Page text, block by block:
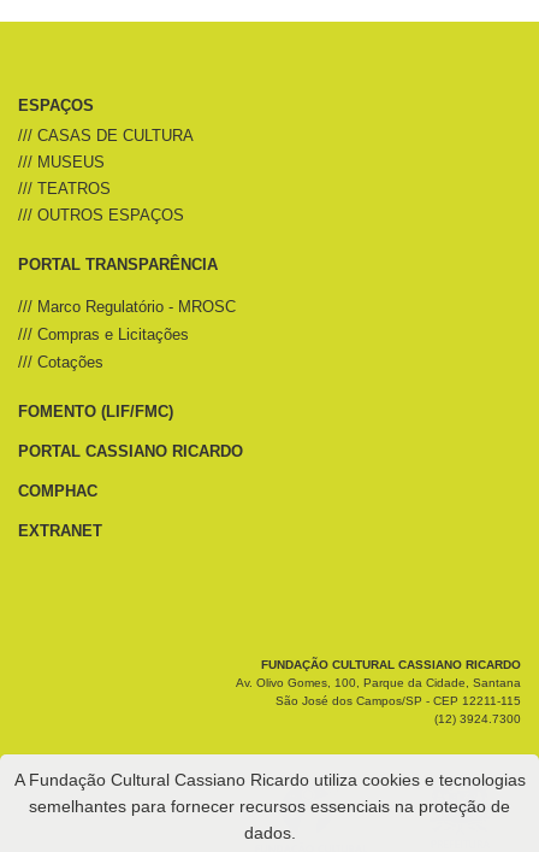
ESPAÇOS
/// CASAS DE CULTURA
/// MUSEUS
/// TEATROS
/// OUTROS ESPAÇOS
PORTAL TRANSPARÊNCIA
/// Marco Regulatório - MROSC
/// Compras e Licitações
/// Cotações
FOMENTO (LIF/FMC)
PORTAL CASSIANO RICARDO
COMPHAC
EXTRANET
FUNDAÇÃO CULTURAL CASSIANO RICARDO
Av. Olivo Gomes, 100, Parque da Cidade, Santana
São José dos Campos/SP - CEP 12211-115
(12) 3924.7300
A Fundação Cultural Cassiano Ricardo utiliza cookies e tecnologias
semelhantes para fornecer recursos essenciais na proteção de
dados.